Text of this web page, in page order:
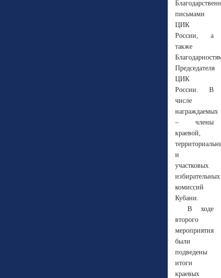
письмами
ЦИК
России, а
также
Председателя
ЦИК
России. В
числе
награждаемых
– члены
краевой,
и
участковых
избирательных
комиссий
Кубани.
В ходе
второго
мероприятия
были
подведены
итоги
краевых